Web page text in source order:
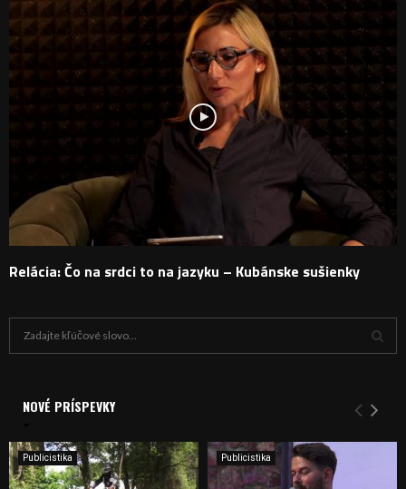
Relácia: Čo na srdci to na jazyku – Kubánske sušienky
i
e
:
Y
H
NOVÉ PRÍSPEVKY
Publicistika Publicistika